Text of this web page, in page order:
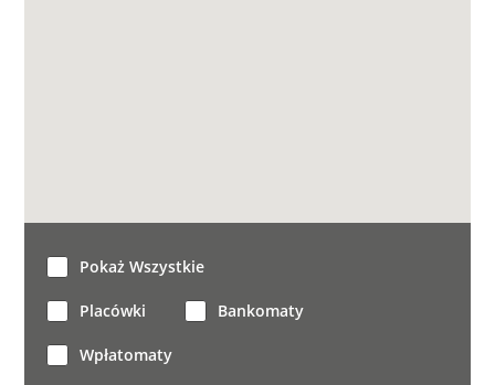
Pokaż Wszystkie
Placówki Bankomaty
Wpłatomaty